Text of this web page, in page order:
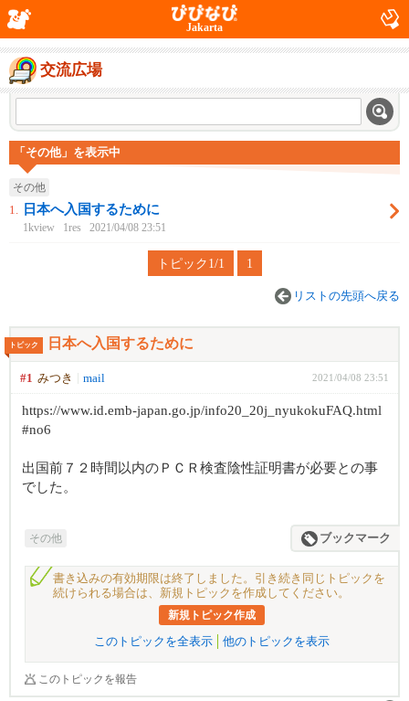
Jakarta
交流広場
「その他」を表示中
その他
1.
日本へ入国するために
1kview 1res 2021/04/08 23:51
トピック1/1 1
リストの先頭へ戻る
トピック 日本へ入国するために
#1 みつき mail 2021/04/08 23:51
https://www.id.emb-japan.go.jp/info20_20j_nyukokuFAQ.html
#no6
出国前７２時間以内のＰＣＲ検査陰性証明書が必要との事
でした。
その他 ブックマーク
書き込みの有効期限は終了しました。引き続き同じトピックを
続けられる場合は、新規トピックを作成してください。
新規トピック作成
このトピックを全表示 他のトピックを表示
このトピックを報告